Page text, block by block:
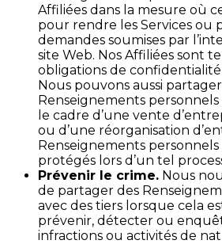
Affiliées dans la mesure où
pour rendre les Services ou
demandes soumises par
site Web. Nos Affiliées sont
obligations de
Nous pouvons aussi
Renseignements
le cadre d’une vente
ou d’une réorganisation
Renseignements
protégés lors d’un tel
Prévenir le crime. Nous
de partager des
avec des tiers lorsque cela
prévenir, détecter ou
infractions ou activités de